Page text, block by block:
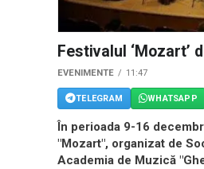
Festivalul ‘Mozart’
EVENIMENTE 11:47
TELEGRAM WHATSAPP
În perioada 9-16
"Mozart", organizat de
Academia de Muzică